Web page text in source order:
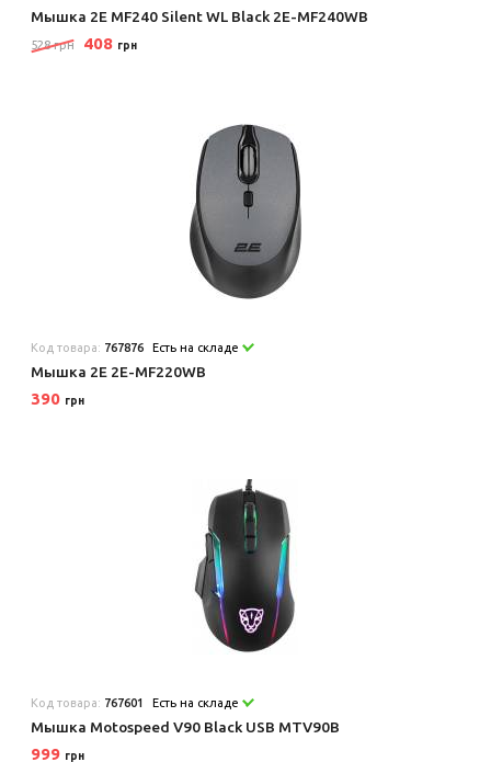
Мышка 2E MF240 Silent WL Black 2E-MF240WB
528 грн 408 грн
Код товара: 767876 Есть на складе
Мышка 2E 2E-MF220WB
390 грн
Код товара: 767601 Есть на складе
Мышка Motospeed V90 Black USB MTV90B
999 грн